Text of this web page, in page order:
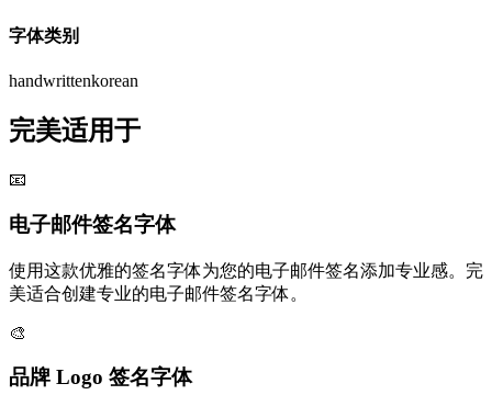
字体类别
handwrittenkorean
完美适用于
📧
电子邮件签名字体
使用这款优雅的签名字体为您的电子邮件签名添加专业感。完
美适合创建专业的电子邮件签名字体。
🎨
品牌 Logo 签名字体